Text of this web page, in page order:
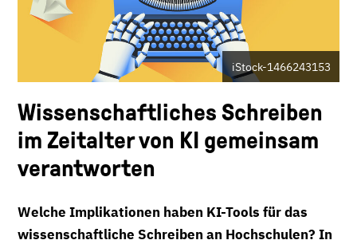
iStock-1466243153
Wissenschaftliches Schreiben
im Zeitalter von KI gemeinsam
verantworten
Welche Implikationen haben KI-Tools für das
wissenschaftliche Schreiben an Hochschulen? In